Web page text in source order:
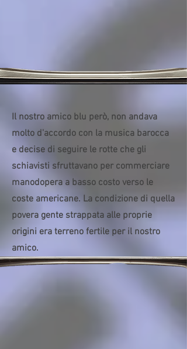
Il nostro amico blu però, non andava
molto d'accordo con la musica barocca
e decise di seguire le rotte che gli
schiavisti sfruttavano per commerciare
manodopera a basso costo verso le
coste americane. La condizione di quella
povera gente strappata alle proprie
origini era terreno fertile per il nostro
amico.